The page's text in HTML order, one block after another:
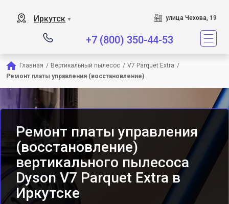
Иркутск ▼ улица Чехова, 19
+7 (800) 350-44-53
Главная / Вертикальный пылесос / V7 Parquet Extra /
Ремонт платы управления (восстановление)
Ремонт платы управления
(восстановление)
вертикального пылесоса
Dyson V7 Parquet Extra в
Иркутске